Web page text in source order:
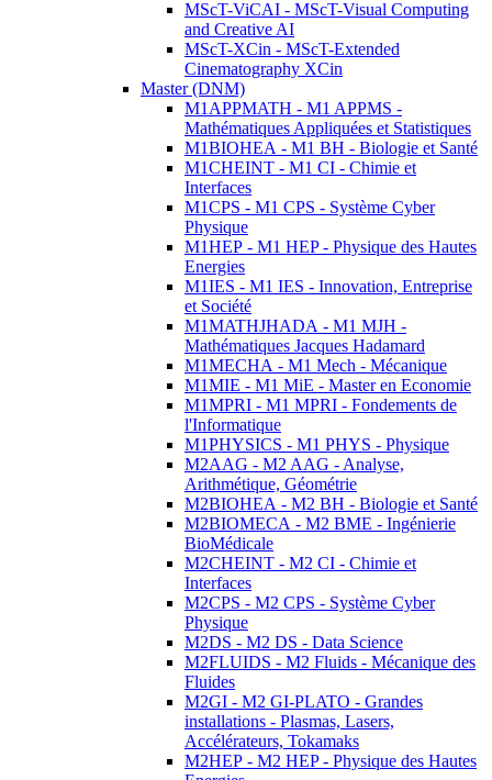
MScT-ViCAI - MScT-Visual Computing
and Creative AI
MScT-XCin - MScT-Extended
Cinematography XCin
Master (DNM)
M1APPMATH - M1 APPMS -
Mathématiques Appliquées et Statistiques
M1BIOHEA - M1 BH - Biologie et Santé
M1CHEINT - M1 CI - Chimie et
Interfaces
M1CPS - M1 CPS - Système Cyber
Physique
M1HEP - M1 HEP - Physique des Hautes
Energies
M1IES - M1 IES - Innovation, Entreprise
et Société
M1MATHJHADA - M1 MJH -
Mathématiques Jacques Hadamard
M1MECHA - M1 Mech - Mécanique
M1MIE - M1 MiE - Master en Economie
M1MPRI - M1 MPRI - Fondements de
l'Informatique
M1PHYSICS - M1 PHYS - Physique
M2AAG - M2 AAG - Analyse,
Arithmétique, Géométrie
M2BIOHEA - M2 BH - Biologie et Santé
M2BIOMECA - M2 BME - Ingénierie
BioMédicale
M2CHEINT - M2 CI - Chimie et
Interfaces
M2CPS - M2 CPS - Système Cyber
Physique
M2DS - M2 DS - Data Science
M2FLUIDS - M2 Fluids - Mécanique des
Fluides
M2GI - M2 GI-PLATO - Grandes
installations - Plasmas, Lasers,
Accélérateurs, Tokamaks
M2HEP - M2 HEP - Physique des Hautes